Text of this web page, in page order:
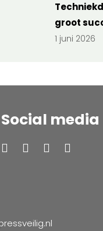
groot
1 juni 2026
Social media